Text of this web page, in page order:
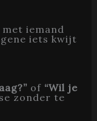
iemand
iets kwijt
of “Wil je
zonder te